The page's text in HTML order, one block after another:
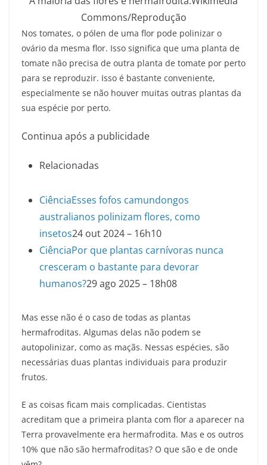
Commons/Reprodução
Nos tomates, o pólen de uma flor pode polinizar o
ovário da mesma flor. Isso significa que uma planta de
tomate não precisa de outra planta de tomate por perto
para se reproduzir. Isso é bastante conveniente,
especialmente se não houver muitas outras plantas da
sua espécie por perto.
Continua após a publicidade
Relacionadas
CiênciaEsses fofos camundongos
australianos polinizam flores, como
insetos24 out 2024 – 16h10
CiênciaPor que plantas carnívoras nunca
cresceram o bastante para devorar
humanos?29 ago 2025 – 18h08
Mas esse não é o caso de todas as plantas
hermafroditas. Algumas delas não podem se
autopolinizar, como as maçãs. Nessas espécies, são
necessárias duas plantas individuais para produzir
frutos.
E as coisas ficam mais complicadas. Cientistas
acreditam que a primeira planta com flor a aparecer na
Terra provavelmente era hermafrodita. Mas e os outros
10% que não são hermafroditas? O que são e de onde